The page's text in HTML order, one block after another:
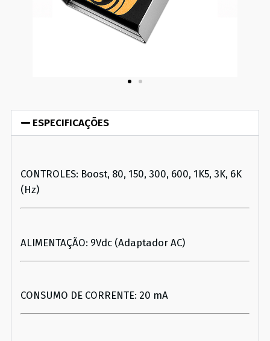
ESPECIFICAÇÕES
CONTROLES: Boost, 80, 150, 300, 600, 1K5, 3K, 6K
(Hz)
ALIMENTAÇÃO: 9Vdc (Adaptador AC)
CONSUMO DE CORRENTE: 20 mA